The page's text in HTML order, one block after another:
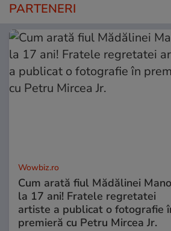
PARTENERI
Wowbiz.ro
Cum arată fiul Mădălinei
la 17 ani! Fratele regretatei
artiste a publicat o fotografie
premieră cu Petru Mircea Jr.